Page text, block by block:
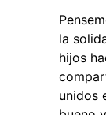
la
hijos
unidos